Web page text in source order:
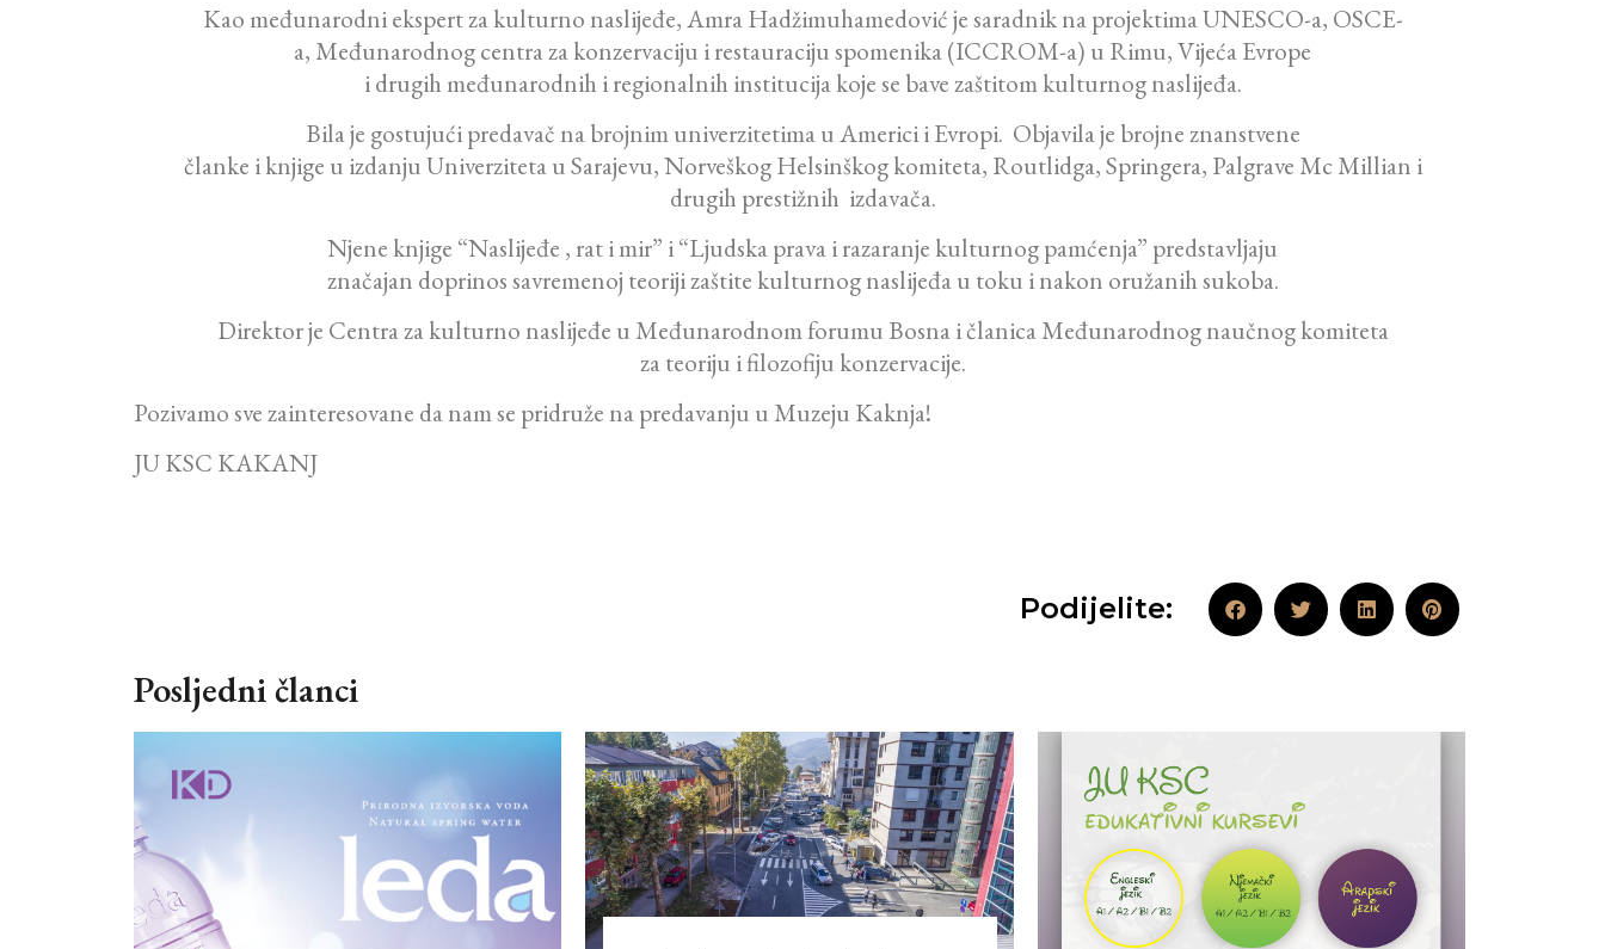
Kao međunarodni ekspert za kulturno naslijeđe, Amra Hadžimuhamedović je saradnik na projektima UNESCO-a, OSCE-
a, Međunarodnog centra za konzervaciju i restauraciju spomenika (ICCROM-a) u Rimu, Vijeća Evrope
i drugih međunarodnih i regionalnih institucija koje se bave zaštitom kulturnog naslijeđa.
Bila je gostujući predavač na brojnim univerzitetima u Americi i Evropi. Objavila je brojne znanstvene
članke i knjige u izdanju Univerziteta u Sarajevu, Norveškog Helsinškog komiteta, Routlidga, Springera, Palgrave Mc Millian i
drugih prestižnih izdavača.
Njene knjige “Naslijeđe , rat i mir” i “Ljudska prava i razaranje kulturnog pamćenja” predstavljaju
značajan doprinos savremenoj teoriji zaštite kulturnog naslijeđa u toku i nakon oružanih sukoba.
Direktor je Centra za kulturno naslijeđe u Međunarodnom forumu Bosna i članica Međunarodnog naučnog komiteta
za teoriju i filozofiju konzervacije.
Pozivamo sve zainteresovane da nam se pridruže na predavanju u Muzeju Kaknja!
JU KSC KAKANJ
Podijelite:
Posljedni članci